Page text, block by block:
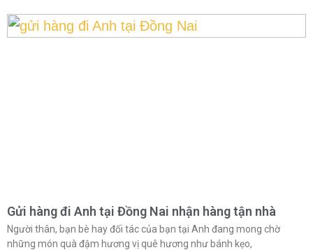
Gửi hàng đi Anh tại Đồng Nai nhận hàng tận nhà
Người thân, bạn bè hay đối tác của bạn tại Anh đang mong chờ
những món quà đậm hương vị quê hương như bánh kẹo,